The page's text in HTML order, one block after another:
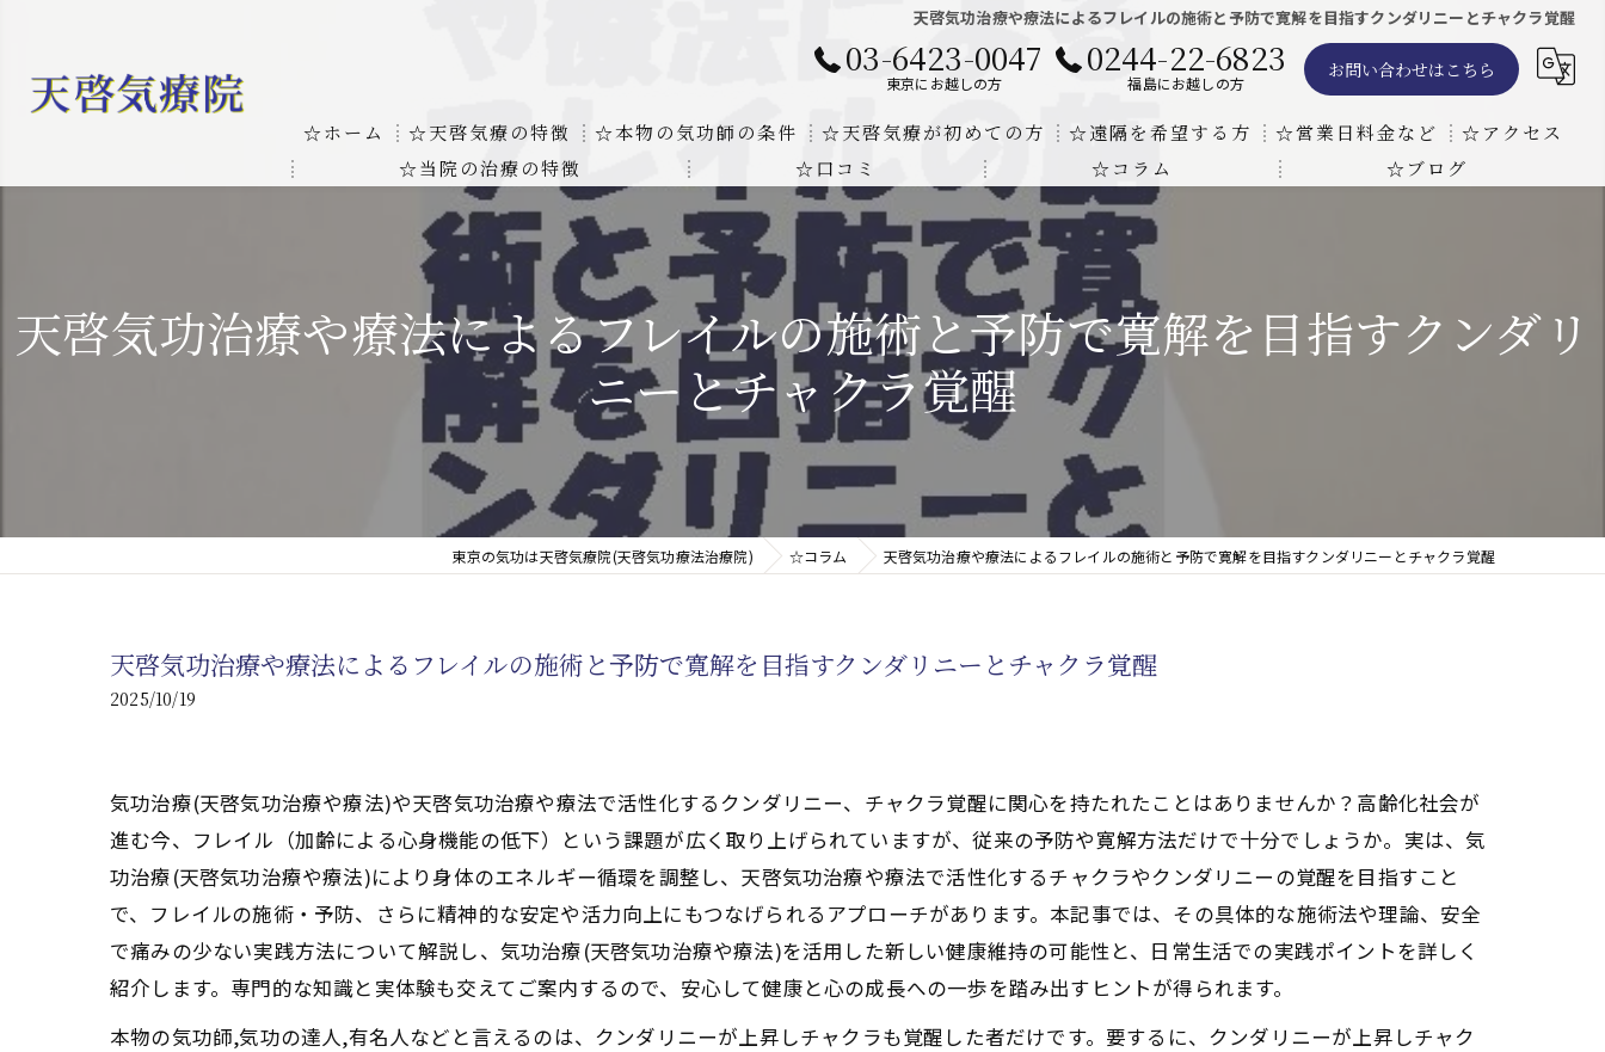
天啓気功治療や療法によるフレイルの施術と予防で寛解を目指すクンダリニーとチャクラ覚醒
03-6423-0047
東京にお越しの方
0244-22-6823
福島にお越しの方
お問い合わせはこちら
☆ホーム ☆天啓気療の特徴
お客様の質問に対する回答
天啓気療に関する書籍
本物の気功師にも優るサイ能力の凄さ
気功治療や療法と天啓気療の違い
☆本物の気功師の条件
クンダリニーの上昇でチャクラの覚醒
☆天啓気療が初めての方 ☆遠隔を希望する方
遠隔気功ヒーリングで難病の克服の方法と効果
☆営業日料金など ☆アクセス
☆当院の治療の特徴
線維筋痛症が天啓気療により奇跡的な寛解
難病の疾患
難病治療に革命チャクラ覚醒サイ能力
肝臓疾患の原因と症状を解明及び緩解法
心臓の疾患
腎臓の疾患
☆口コミ ☆コラム ☆ブログ
天啓気功治療や療法によるフレイルの施術と予防で寛解を目指すクンダリ
ニーとチャクラ覚醒
東京の気功は天啓気療院(天啓気功療法治療院) ☆コラム 天啓気功治療や療法によるフレイルの施術と予防で寛解を目指すクンダリニーとチャクラ覚醒
天啓気功治療や療法によるフレイルの施術と予防で寛解を目指すクンダリニーとチャクラ覚醒
2025/10/19
気功治療(天啓気功治療や療法)や天啓気功治療や療法で活性化するクンダリニー、チャクラ覚醒に関心を持たれたことはありませんか？高齢化社会が
進む今、フレイル（加齢による心身機能の低下）という課題が広く取り上げられていますが、従来の予防や寛解方法だけで十分でしょうか。実は、気
功治療(天啓気功治療や療法)により身体のエネルギー循環を調整し、天啓気功治療や療法で活性化するチャクラやクンダリニーの覚醒を目指すこと
で、フレイルの施術・予防、さらに精神的な安定や活力向上にもつなげられるアプローチがあります。本記事では、その具体的な施術法や理論、安全
で痛みの少ない実践方法について解説し、気功治療(天啓気功治療や療法)を活用した新しい健康維持の可能性と、日常生活での実践ポイントを詳しく
紹介します。専門的な知識と実体験も交えてご案内するので、安心して健康と心の成長への一歩を踏み出すヒントが得られます。
本物の気功師,気功の達人,有名人などと言えるのは、クンダリニーが上昇しチャクラも覚醒した者だけです。要するに、クンダリニーが上昇しチャク